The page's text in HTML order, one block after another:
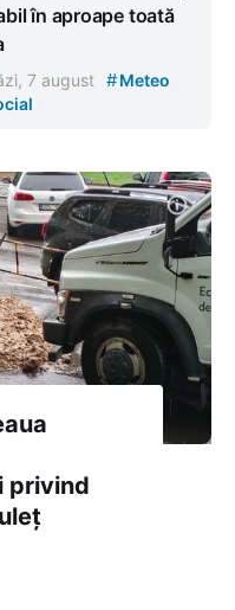
în aproape toată
7 august #Meteo
privind